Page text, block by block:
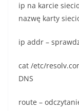
ip na karcie
nazwę karty
ip addr –
cat /etc/
DNS
route –